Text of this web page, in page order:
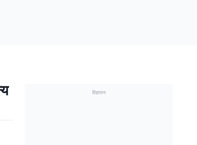
विज्ञापन